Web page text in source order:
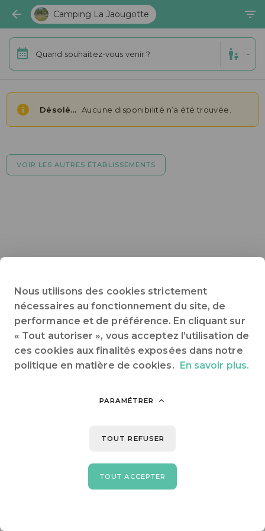
Camping La Jaougotte
Quand souhaitez-vous venir ? -
Désolé... Aucune disponibilité n’a été trouvée.
VOIR LES AUTRES ÉTABLISSEMENTS
Nous utilisons des cookies strictement
nécessaires au fonctionnement du site, de
performance et de préférence. En cliquant sur
« Tout autoriser », vous acceptez l’utilisation de
ces cookies aux finalités exposées dans notre
politique en matière de cookies. En savoir plus.
PARAMÉTRER
TOUT REFUSER
TOUT ACCEPTER